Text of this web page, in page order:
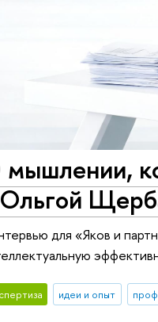
для «Яков и
идеи и опыт